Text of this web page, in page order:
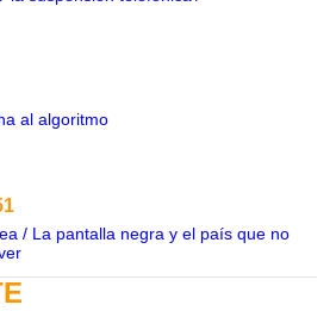
al algoritmo
/ La pantalla negra y el país que no